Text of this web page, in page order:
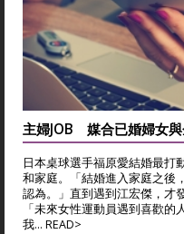
主婦JOB 媒合已婚婦女
日本桌球選手福原愛結婚最打
和家庭。「結婚進入家庭之後
認為。」直到遇到江宏傑，才
「未來女性運動員遇到喜歡
我... READ>